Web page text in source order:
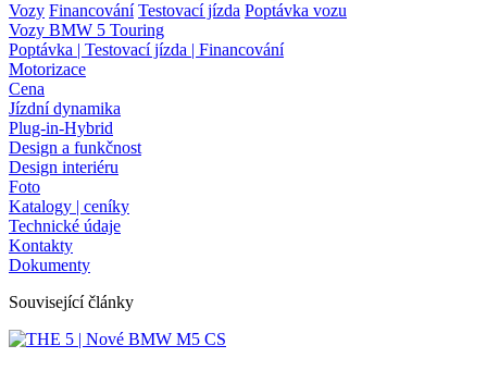
Vozy Financování Testovací jízda Poptávka vozu
Vozy BMW 5 Touring
Poptávka | Testovací jízda | Financování
Motorizace
Cena
Jízdní dynamika
Plug-in-Hybrid
Design a funkčnost
Design interiéru
Foto
Katalogy | ceníky
Technické údaje
Kontakty
Dokumenty
Související články